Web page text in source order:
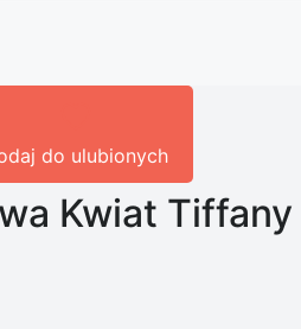
do ulubionych
Kwiat Tiffany